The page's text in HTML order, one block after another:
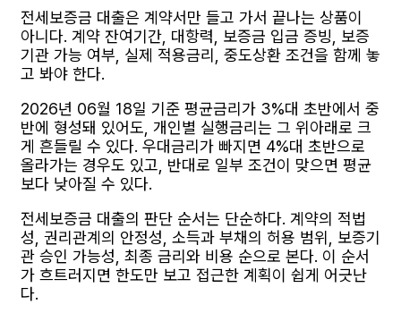
전세보증금 대출은 계약서만 들고 가서 끝나는 상품이
아니다. 계약 잔여기간, 대항력, 보증금 입금 증빙, 보증
기관 가능 여부, 실제 적용금리, 중도상환 조건을 함께 놓
고 봐야 한다.
2026년 06월 18일 기준 평균금리가 3%대 초반에서 중
반에 형성돼 있어도, 개인별 실행금리는 그 위아래로 크
게 흔들릴 수 있다. 우대금리가 빠지면 4%대 초반으로
올라가는 경우도 있고, 반대로 일부 조건이 맞으면 평균
보다 낮아질 수 있다.
전세보증금 대출의 판단 순서는 단순하다. 계약의 적법
성, 권리관계의 안정성, 소득과 부채의 허용 범위, 보증기
관 승인 가능성, 최종 금리와 비용 순으로 본다. 이 순서
가 흐트러지면 한도만 보고 접근한 계획이 쉽게 어긋난
다.